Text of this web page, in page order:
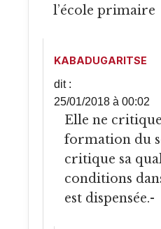
l’école primaire
KABADUGARITSE
dit :
25/01/2018 à 00:02
Elle ne critique pas la
formation du
critique sa
conditions
est dispensée.-